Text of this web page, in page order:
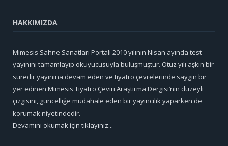
HAKKIMIZDA
Mimesis Sahne Sanatları Portali 2010 yılının Nisan ayında test
yayınını tamamlayıp okuyucusuyla buluşmuştur. Otuz yılı aşkın bir
süredir yayınına devam eden ve tiyatro çevrelerinde saygın bir
yer edinen Mimesis Tiyatro Çeviri Araştırma Dergisi’nin düzeyli
çizgisini, güncelliğe müdahale eden bir yayıncılık yaparken de
korumak niyetindedir.
Devamını okumak için tıklayınız...